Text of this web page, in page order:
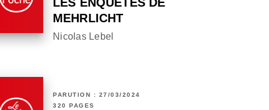
MEHRLICHT
Nicolas Lebel
PARUTION : 27/03/2024
320 PAGES